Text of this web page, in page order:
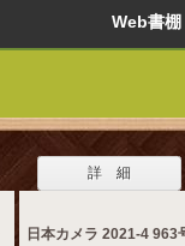
Web書
詳 細
日本カメラ 2021-4 963